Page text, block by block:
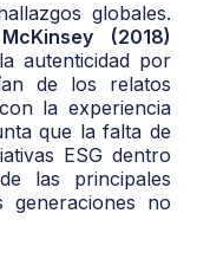
globales.
McKinsey (2018)
autenticidad por
de los relatos
la experiencia
que la falta de
ESG dentro
las principales
no